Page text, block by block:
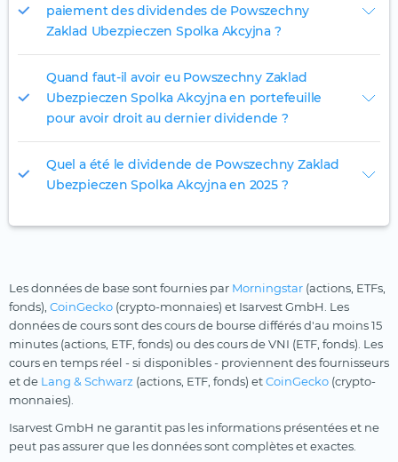
paiement des dividendes de Powszechny
Zaklad Ubezpieczen Spolka Akcyjna ?
Quand faut-il avoir eu Powszechny Zaklad
Ubezpieczen Spolka Akcyjna en portefeuille
pour avoir droit au dernier dividende ?
Quel a été le dividende de Powszechny Zaklad
Ubezpieczen Spolka Akcyjna en 2025 ?
Les données de base sont fournies par Morningstar (actions, ETFs,
fonds), CoinGecko (crypto-monnaies) et Isarvest GmbH. Les
données de cours sont des cours de bourse différés d'au moins 15
minutes (actions, ETF, fonds) ou des cours de VNI (ETF, fonds). Les
cours en temps réel - si disponibles - proviennent des fournisseurs
et de Lang & Schwarz (actions, ETF, fonds) etCoinGecko (crypto-
monnaies).
Isarvest GmbH ne garantit pas les informations présentées et ne
peut pas assurer que les données sont complètes et exactes.